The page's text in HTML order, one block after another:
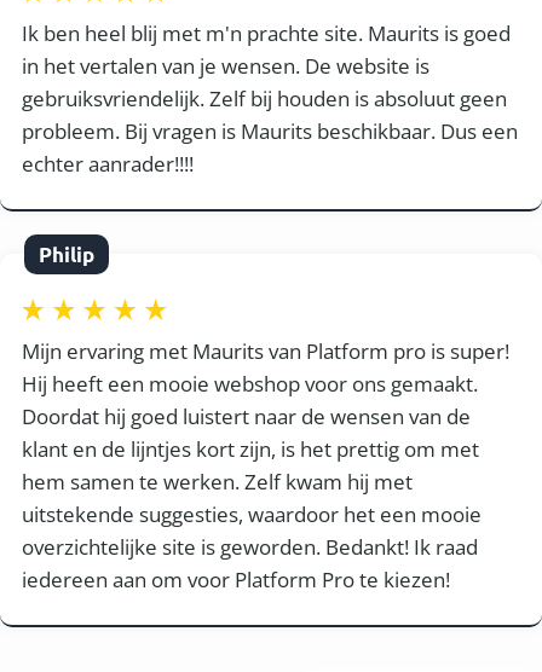
Ik ben heel blij met m'n prachte site. Maurits is goed
in het vertalen van je wensen. De website is
gebruiksvriendelijk. Zelf bij houden is absoluut geen
probleem. Bij vragen is Maurits beschikbaar. Dus een
echter aanrader!!!!
Philip
Mijn ervaring met Maurits van Platform pro is super!
Hij heeft een mooie webshop voor ons gemaakt.
Doordat hij goed luistert naar de wensen van de
klant en de lijntjes kort zijn, is het prettig om met
hem samen te werken. Zelf kwam hij met
uitstekende suggesties, waardoor het een mooie
overzichtelijke site is geworden. Bedankt! Ik raad
iedereen aan om voor Platform Pro te kiezen!